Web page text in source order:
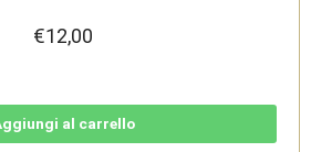
€12,00
al carrello